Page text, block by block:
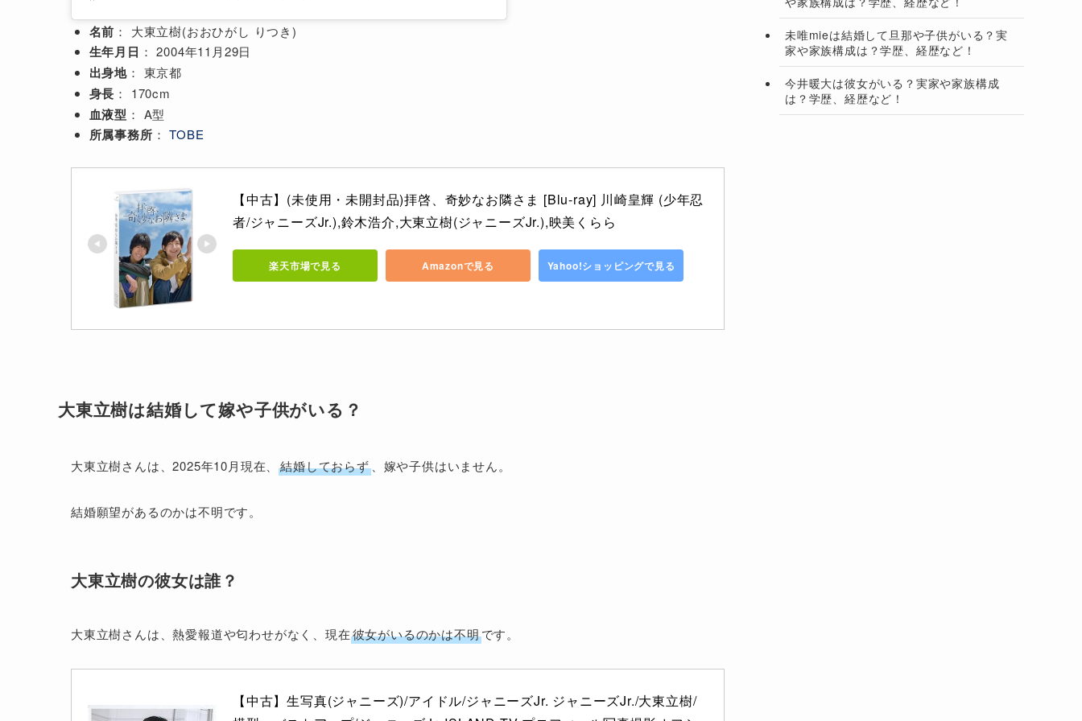
名前 ： 大東立樹(おおひがし りつき)
生年月日 ： 2004年11月29日
出身地： 東京都
身長 ： 170cm
血液型 ： A型
所属事務所 ：TOBE
【中古】(未使用・未開封品)拝啓、奇妙なお隣さま [Blu-ray] 川崎皇輝 (少年忍
者/ジャニーズJr.),鈴木浩介,大東立樹(ジャニーズJr.),映美くらら
楽天市場で見る Amazonで見る Yahoo!ショッピングで見る
大東立樹は結婚して嫁や子供がいる？
大東立樹さんは、2025年10月現在、結婚しておらず、嫁や子供はいません。
結婚願望があるのかは不明です。
大東立樹の彼女は誰？
大東立樹さんは、熱愛報道や匂わせがなく、現在彼女がいるのかは不明です。
【中古】生写真(ジャニーズ)/アイドル/ジャニーズJr. ジャニーズJr./大東立樹/
未唯mieは結婚して旦那や子供がいる？実
家や家族構成は？学歴、経歴など！
今井暖大は彼女がいる？実家や家族構成
は？学歴、経歴など！